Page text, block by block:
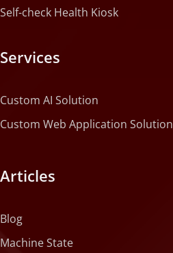
Self-check Health Kiosk
Services
Custom AI Solution
Custom Web Application Solution
Articles
Blog
Machine State